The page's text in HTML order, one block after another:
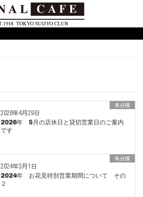
2026年4月29日
未分類
2026年 5月の店休日と貸切営業日のご案内
です
2024年3月1日
未分類
2024年 お花見特別営業期間について その
２